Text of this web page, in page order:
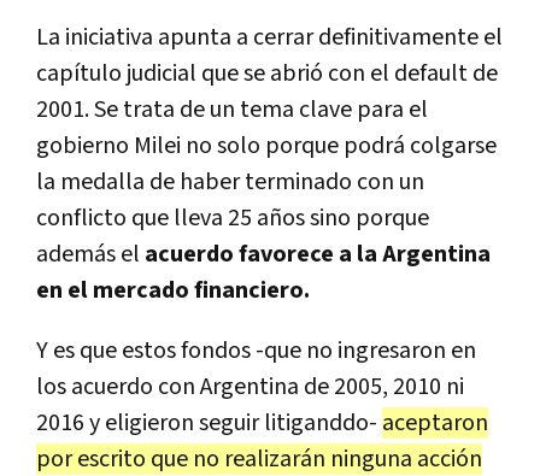
La iniciativa apunta a cerrar definitivamente el
capítulo judicial que se abrió con el default de
2001. Se trata de un tema clave para el
gobierno Milei no solo porque podrá colgarse
la medalla de haber terminado con un
conflicto que lleva 25 años sino porque
además el acuerdo favorece a la Argentina
en el mercado financiero.
Y es que estos fondos -que no ingresaron en
los acuerdo con Argentina de 2005, 2010 ni
2016 y eligieron seguir litiganddo- aceptaron
por escrito que no realizarán ninguna acción